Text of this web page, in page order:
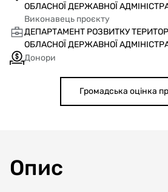
ОБЛАСНОЇ ДЕРЖАВНОЇ
Виконавець проєкту
ДЕПАРТАМЕНТ РОЗВИТКУ
ОБЛАСНОЇ ДЕРЖАВНОЇ
Донори
Громадська оцінка
Опис